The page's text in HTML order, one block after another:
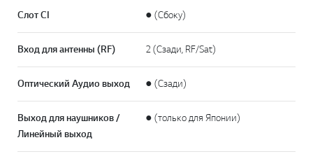
Слот CI ● (Сбоку)
Вход для антенны (RF) 2 (Сзади, RF/Sat)
Оптический Аудио выход ● (Сзади)
Выход для наушников /
Линейный выход
● (только для Японии)